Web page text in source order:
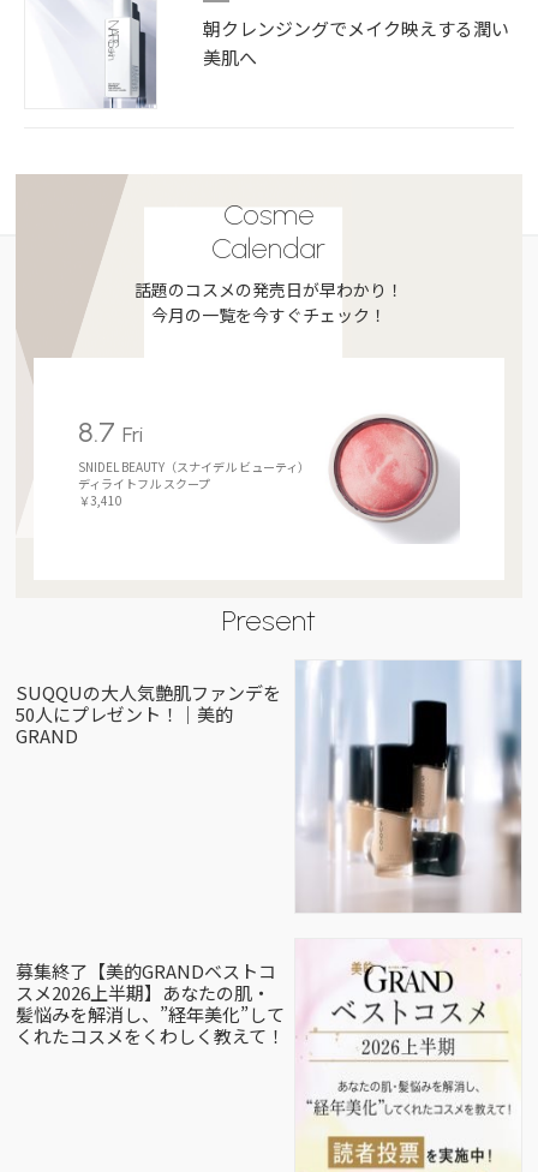
朝クレンジングでメイク映えする潤い
美肌へ
Cosme
Calendar
話題のコスメの発売日が早わかり！
今月の一覧を今すぐチェック！
8.7 Fri
SNIDEL BEAUTY（スナイデル ビューティ）
ディライトフル スクープ
￥3,410
Present
SUQQUの大人気艶肌ファンデを
50人にプレゼント！｜美的
GRAND
募集終了【美的GRANDベストコ
スメ2026上半期】あなたの肌・
髪悩みを解消し、”経年美化”して
くれたコスメをくわしく教えて！